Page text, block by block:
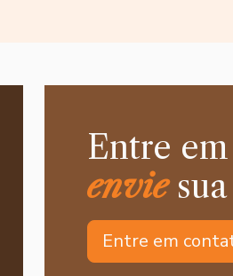
Entre
enviesua
Entre em